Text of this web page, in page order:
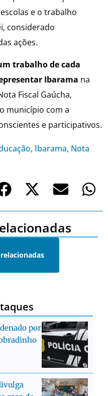
e o trabalho
considerado
ações.
trabalho de cada
Ibarama na
Fiscal Gaúcha,
município com a
e participativos.
, Ibarama, Nota
por